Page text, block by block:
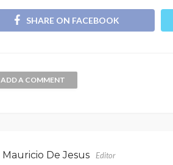
SHARE ON FACEBOOK
ADD A COMMENT
Mauricio De Jesus Editor